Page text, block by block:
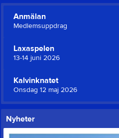
Anmälan
Medlemsuppdrag
Laxaspelen
13-14 juni 2026
Kalvinknatet
Onsdag 12 maj 2026
Nyheter